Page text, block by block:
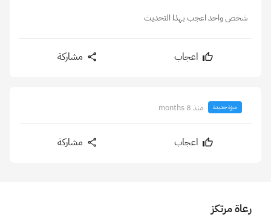
شخص واحد اعجب بهذا التحديث
اعجاب مشاركة
ميزة جديدة منذ 8 months
اعجاب مشاركة
رعاة مرتكز